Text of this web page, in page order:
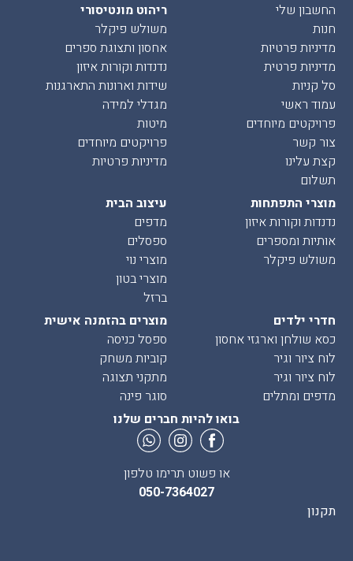
החשבון שלי
חנות
מדיניות פרטיות
מדיניות פרטית
סל קניות
עמוד ראשי
פרויקטים מיוחדים
צור קשר
קצת עלינו
תשלום
ריהוט מונטיסורי
משולש פיקלר
אחסון ותצוגת ספרים
נדנדות וקורות איזון
שידות וארונות התארגנות
מגדלי למידה
מיטות
פרויקטים מיוחדים
מדיניות פרטיות
מוצרי התפתחות
נדנדות וקורות איזון
אותיות ומספרים
משולש פיקלר
עיצוב הבית
מדפים
ספסלים
מוצרי נוי
מוצרי בטון
ברזל
חדרי ילדים
כסא שולחן וארגזי אחסון
לוח ציור וגיר
לוח ציור וגיר
מדפים ומתלים
מוצרים בהזמנה אישית
ספסל כניסה
קוביות משחק
מתקני תצוגה
סוגר פינה
בואו להיות חברים שלנו
או פשוט תרימו טלפון
050-7364027
תקנון